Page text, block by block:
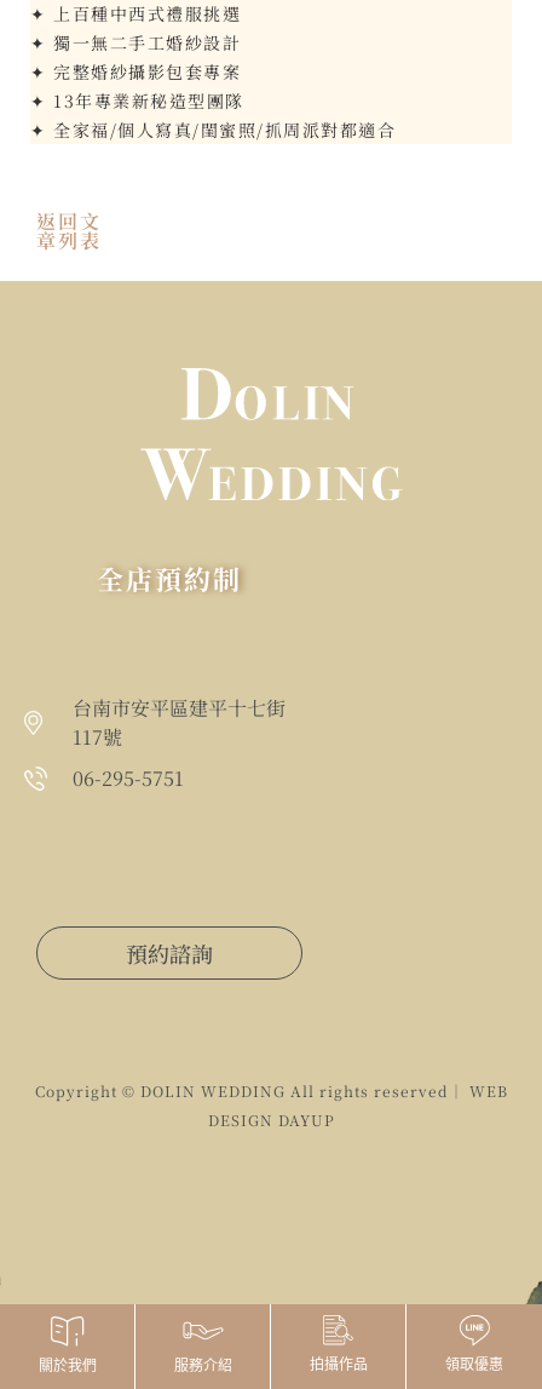
✦ 上百種中西式禮服挑選
✦ 獨一無二手工婚紗設計
✦ 完整婚紗攝影包套專案
✦ 13年專業新秘造型團隊
✦ 全家福/個人寫真/閨蜜照/抓周派對都適合
返回文
章列表
全店預約制
台南市安平區建平十七街
117號
06-295-5751
預約諮詢
Copyright © DOLIN WEDDING All rights reserved｜ WEB
DESIGN DAYUP
關於我們 服務介紹 拍攝作品 領取優惠